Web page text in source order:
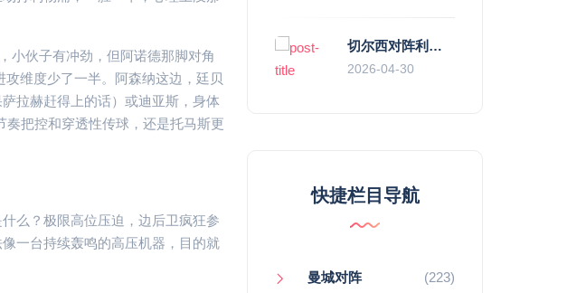
小伙子有冲劲，但阿诺德那脚对角
维度少了一半。阿森纳这边，廷贝
拉赫赶得上的话）或迪亚斯，身体
奏把控和穿透性传球，还是托马斯更
么？极限高位压迫，边后卫疯狂参
一台持续轰鸣的高压机器，目的就
切尔西对阵利物浦，一场蓝红血脉里的恩怨与忠诚
2026-04-30
快捷栏目导航
曼城对阵 (223)